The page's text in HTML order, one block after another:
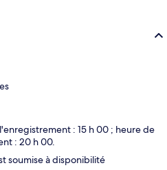
: 15 h 00 ; heure de
: 20 h 00.
soumise à disponibilité